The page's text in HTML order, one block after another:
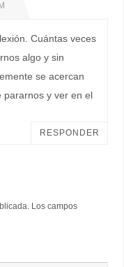
Cuántas veces
algo y sin
se acercan
pararnos y ver en el
RESPONDER
Los campos